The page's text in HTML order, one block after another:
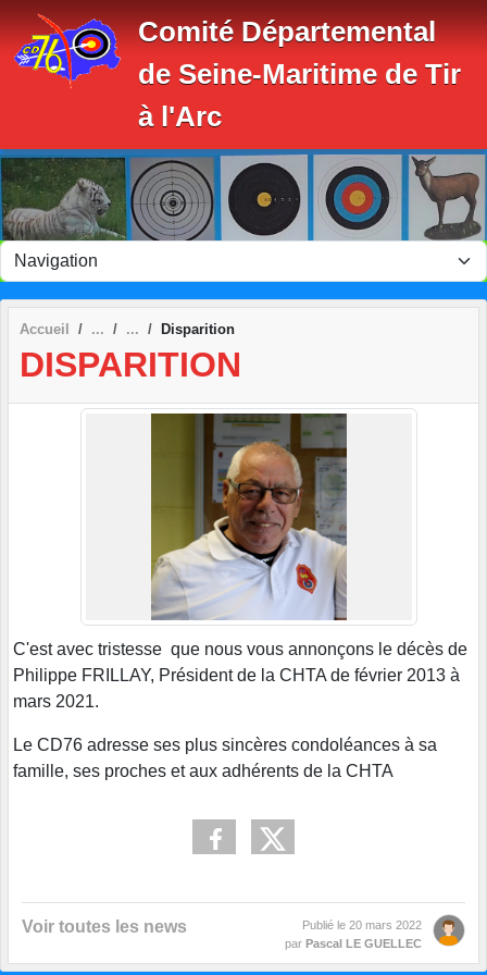
Comité Départemental
de Seine-Maritime de Tir
à l'Arc
Accueil Disparition
DISPARITION
C'est avec tristesse que nous vous annonçons le décès de
Philippe FRILLAY, Président de la CHTA de février 2013 à
mars 2021.
Le CD76 adresse ses plus sincères condoléances à sa
famille, ses proches et aux adhérents de la CHTA
Voir toutes les news Publié le 20 mars 2022
par Pascal LE GUELLEC
Panneau de gestion des cookies